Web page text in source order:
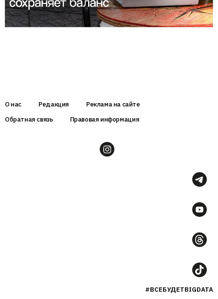
О нас Редакция
Реклама на сайте
Обратная связь
Правовая информация
#ВСЕБУДЕТBIGDATA